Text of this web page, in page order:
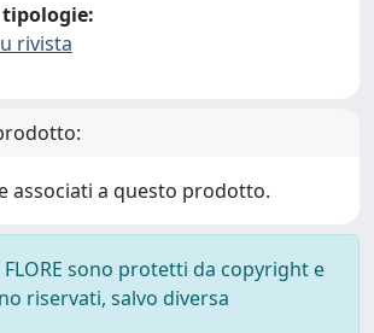
rivista
associati a questo prodotto.
sono protetti da copyright e
riservati, salvo diversa